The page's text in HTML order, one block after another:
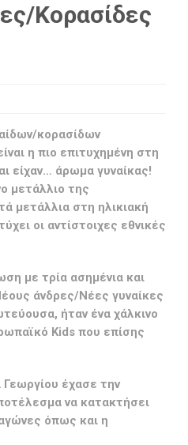
Κορασίδες
κορασίδων
η πιο επιτυχημένη στη
είχαν… άρωμα γυναίκας!
μετάλλιο της
μετάλλια στη ηλικιακή
οι αντίστοιχες εθνικές
με τρία ασημένια και
άνδρες/Νέες γυναίκες
ήταν ένα χάλκινο
Kids που επίσης
έχασε την
να κατακτήσει
όπως και η